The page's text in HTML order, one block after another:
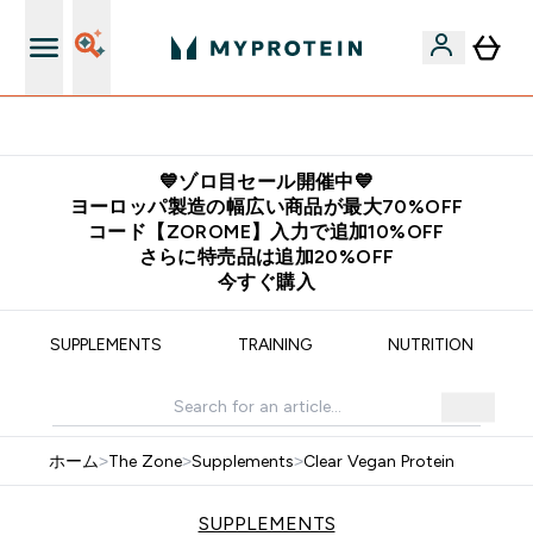
💙ゾロ目セール開催中💙
ヨーロッパ製造の幅広い商品が最大70%OFF
コード【ZOROME】入力で追加10%OFF
さらに特売品は追加20%OFF
今すぐ購入
SUPPLEMENTS TRAINING NUTRITION
ホーム>The Zone>Supplements>Clear Vegan Protein
SUPPLEMENTS